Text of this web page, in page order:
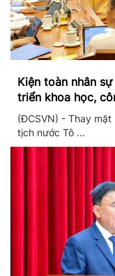
Kiện toàn nhân
triển khoa học,
chuyển đổi số
(ĐCSVN) - Thay mặt
tịch nước Tô ...